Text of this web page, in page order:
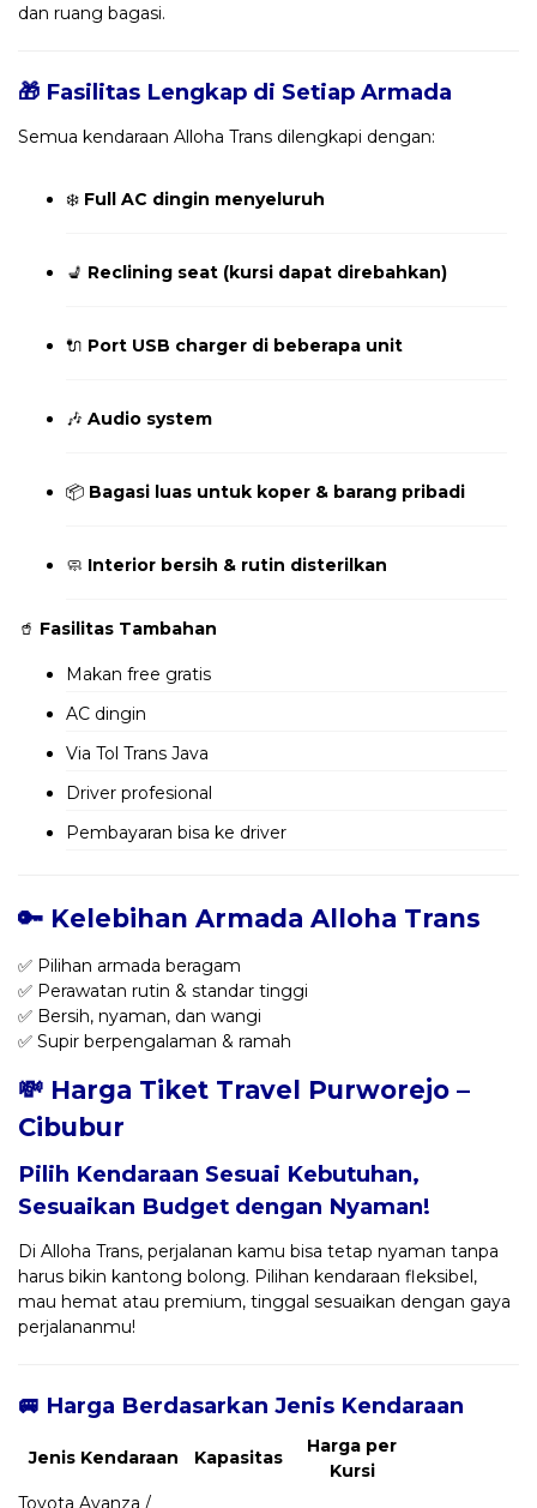
dan ruang bagasi.
🎁 Fasilitas Lengkap di Setiap Armada
Semua kendaraan Alloha Trans dilengkapi dengan:
❄️ Full AC dingin menyeluruh
💺 Reclining seat (kursi dapat direbahkan)
🔌 Port USB charger di beberapa unit
🎶 Audio system
📦 Bagasi luas untuk koper & barang pribadi
🧼 Interior bersih & rutin disterilkan
🥤 Fasilitas Tambahan
Makan free gratis
AC dingin
Via Tol Trans Java
Driver profesional
Pembayaran bisa ke driver
🔑 Kelebihan Armada Alloha Trans
✅ Pilihan armada beragam
✅ Perawatan rutin & standar tinggi
✅ Bersih, nyaman, dan wangi
✅ Supir berpengalaman & ramah
💸 Harga Tiket Travel Purworejo –
Cibubur
Pilih Kendaraan Sesuai Kebutuhan,
Sesuaikan Budget dengan Nyaman!
Di Alloha Trans, perjalanan kamu bisa tetap nyaman tanpa
harus bikin kantong bolong. Pilihan kendaraan fleksibel,
mau hemat atau premium, tinggal sesuaikan dengan gaya
perjalananmu!
🚐 Harga Berdasarkan Jenis Kendaraan
Jenis Kendaraan Kapasitas
Harga per
Kursi
Toyota Avanza /